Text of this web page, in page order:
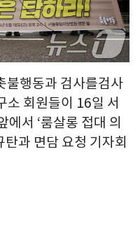
불행동과 검사를검사
소 회원들이 16일 서
서 ‘룸살롱 접대 의
과 면담 요청 기자회